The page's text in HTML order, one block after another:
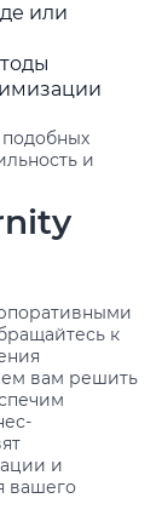
или
и
к
вам решить
и
вашего